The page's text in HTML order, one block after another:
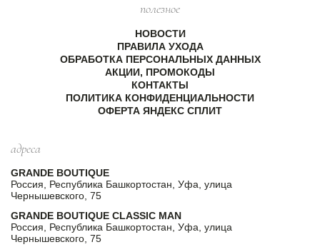
полезное
НОВОСТИ
ПРАВИЛА УХОДА
ОБРАБОТКА ПЕРСОНАЛЬНЫХ ДАННЫХ
АКЦИИ, ПРОМОКОДЫ
КОНТАКТЫ
ПОЛИТИКА КОНФИДЕНЦИАЛЬНОСТИ
ОФЕРТА ЯНДЕКС СПЛИТ
адреса
GRANDE BOUTIQUE
Россия, Республика Башкортостан, Уфа, улица
Чернышевского, 75
GRANDE BOUTIQUE CLASSIC MAN
Россия, Республика Башкортостан, Уфа, улица
Чернышевского, 75